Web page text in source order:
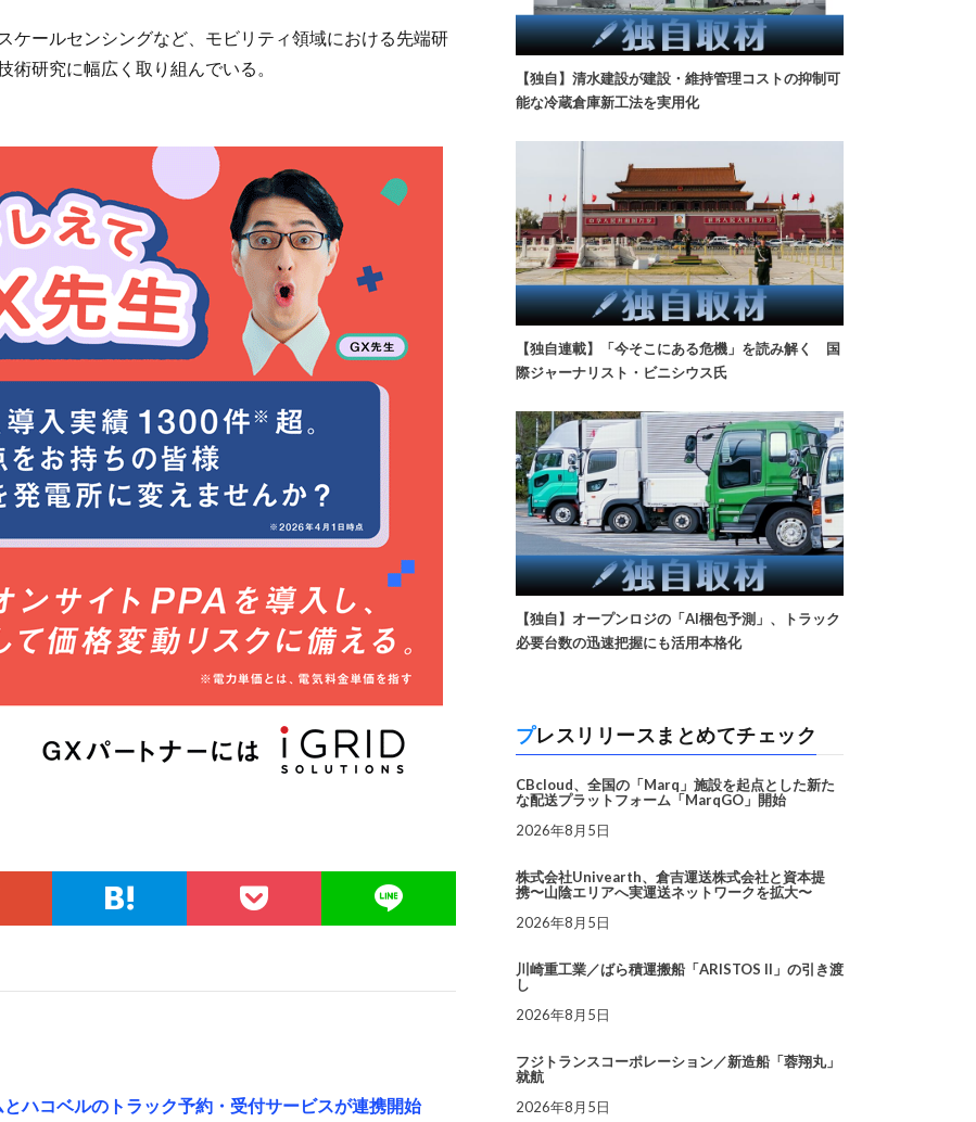
ケールセンシングなど、モビリティ領域における先端研
研究に幅広く取り組んでいる。
ハコベルのトラック予約・受付サービスが連携開始
【独自】清水建設が建設・維持管理コストの抑制可
能な冷蔵倉庫新工法を実用化
【独自連載】「今そこにある危機」を読み解く 国
際ジャーナリスト・ビニシウス氏
【独自】オープンロジの「AI梱包予測」、トラック
必要台数の迅速把握にも活用本格化
プレスリリースまとめてチェック
CBcloud、全国の「Marq」施設を起点とした新た
な配送プラットフォーム「MarqGO」開始
2026年8月5日
株式会社Univearth、倉吉運送株式会社と資本提
携〜山陰エリアへ実運送ネットワークを拡大〜
2026年8月5日
川崎重工業／ばら積運搬船「ARISTOS II」の引き渡
し
2026年8月5日
フジトランスコーポレーション／新造船「蓉翔丸」
就航
2026年8月5日